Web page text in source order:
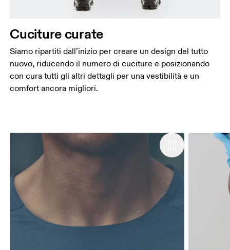
Cuciture curate
Siamo ripartiti dall’inizio per creare un design del tutto
nuovo, riducendo il numero di cuciture e posizionando
con cura tutti gli altri dettagli per una vestibilità e un
comfort ancora migliori.